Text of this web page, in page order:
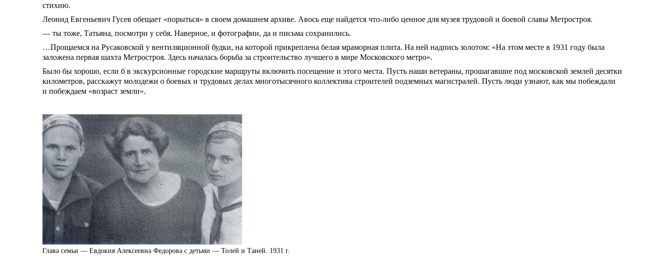
стихию.
Леонид Евгеньевич Гусев обещает «порыться» в своем домашнем архиве. Авось еще найдется что-либо ценное для музея трудовой и боевой славы Метростроя.
— ты тоже, Татьяна, посмотри у себя. Наверное, и фотографии, да и письма сохранились.
…Прощаемся на Русаковской у вентиляционной будки, на которой прикреплена белая мраморная плита. На ней надпись золотом: «На этом месте в 1931 году была
заложена первая шахта Метростроя. Здесь началась борьба за строительство лучшего в мире Московского метро».
Было бы хорошо, если б в экскурсионные городские маршруты включить посещение и этого места. Пусть наши ветераны, прошагавшие под московской землей десятки
километров, расскажут молодежи о боевых и трудовых делах многотысячного коллектива строителей подземных магистралей. Пусть люди узнают, как мы побеждали
и побеждаем «возраст земли».
Глава семьи — Евдокия Алексеевна Федорова с детьми — Толей и Таней. 1931 г.